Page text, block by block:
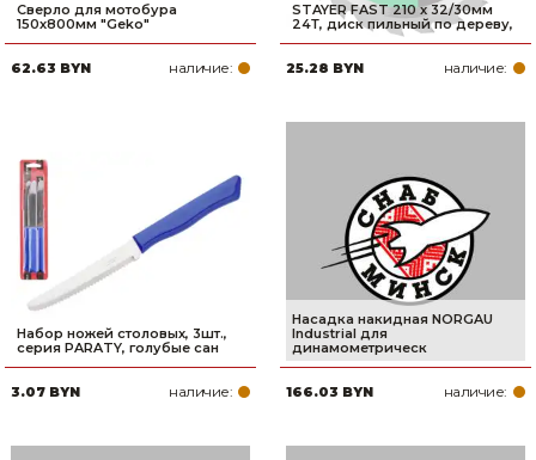
Сверло для мотобура
150х800мм "Geko"
62.63 BYN наличие:
STAYER FAST 210 x 32/30мм
24Т, диск пильный по дереву,
25.28 BYN наличие:
Набор ножей столовых, 3шт.,
серия PARATY, голубые сан
3.07 BYN наличие:
Насадка накидная NORGAU
Industrial для
динамометрическ
166.03 BYN наличие: